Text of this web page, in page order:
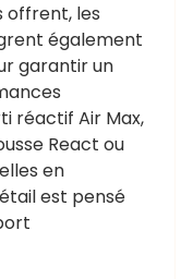
offrent, les
également
garantir un
réactif Air Max,
React ou
en
est pensé